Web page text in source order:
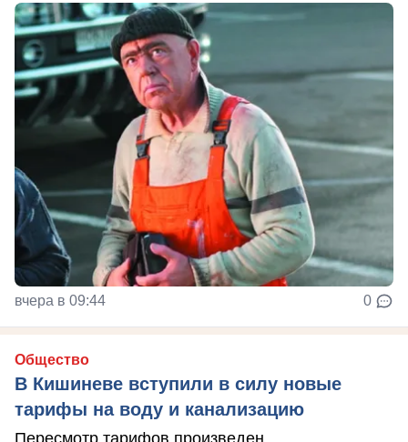
вчера в 09:44 0
Общество
В Кишиневе вступили в силу новые
тарифы на воду и канализацию
Пересмотр тарифов произведен